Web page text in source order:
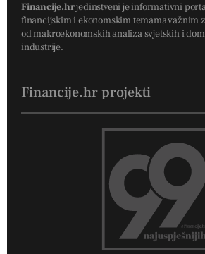
Financije.hrjedinstveni je informativni
financijskim i ekonomskim temama važnim
od makroekonomskih analiza svjetskih i
industrije.
Financije.hr projekti